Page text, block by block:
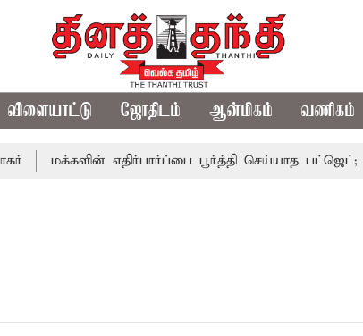
விளையாட்டு ஜோதிடம் ஆன்மிகம் வணிகம்
மக்களின் எதிர்பார்ப்பை பூர்த்தி செய்யாத பட்ஜெட்;